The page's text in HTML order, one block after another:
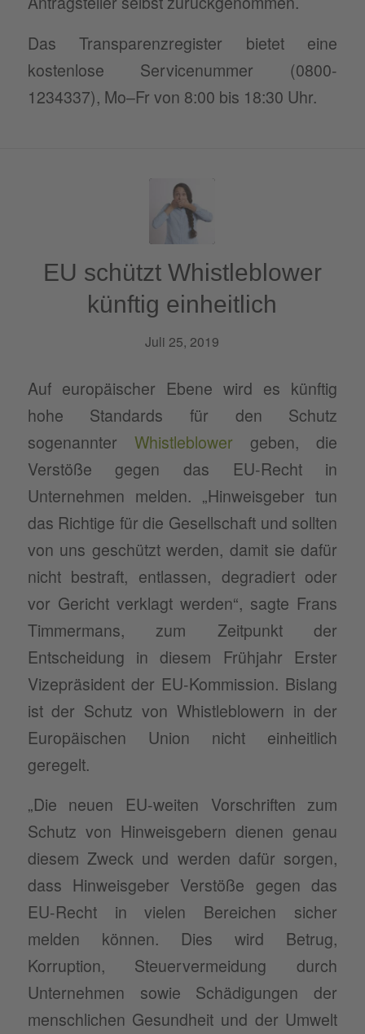
Das Transparenzregister bietet eine
kostenlose Servicenummer (0800-
1234337), Mo–Fr von 8:00 bis 18:30 Uhr.
EU schützt Whistleblower
künftig einheitlich
Juli 25, 2019
Auf europäischer Ebene wird es künftig
hohe Standards für den Schutz
sogenannter Whistleblower geben, die
Verstöße gegen das EU-Recht in
Unternehmen melden. „Hinweisgeber tun
das Richtige für die Gesellschaft und sollten
von uns geschützt werden, damit sie dafür
nicht bestraft, entlassen, degradiert oder
vor Gericht verklagt werden“, sagte Frans
Timmermans, zum Zeitpunkt der
Entscheidung in diesem Frühjahr Erster
Vizepräsident der EU-Kommission. Bislang
ist der Schutz von Whistleblowern in der
Europäischen Union nicht einheitlich
geregelt.
„Die neuen EU-weiten Vorschriften zum
Schutz von Hinweisgebern dienen genau
diesem Zweck und werden dafür sorgen,
dass Hinweisgeber Verstöße gegen das
EU-Recht in vielen Bereichen sicher
melden können. Dies wird Betrug,
Korruption, Steuervermeidung durch
Unternehmen sowie Schädigungen der
menschlichen Gesundheit und der Umwelt